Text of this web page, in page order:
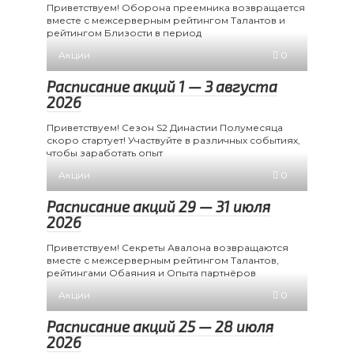
Приветствуем! Оборона преемника возвращается
вместе с межсерверным рейтингом Талантов и
рейтингом Близости в период
Акции
0
Расписание акций 1 — 3 августа
2026
Приветствуем! Сезон S2 Династии Полумесяца
скоро стартует! Участвуйте в различных событиях,
чтобы заработать опыт
Акции
0
Расписание акций 29 — 31 июля
2026
Приветствуем! Секреты Авалона возвращаются
вместе с межсерверным рейтингом Талантов,
рейтингами Обаяния и Опыта партнёров
Акции
0
Расписание акций 25 — 28 июля
2026